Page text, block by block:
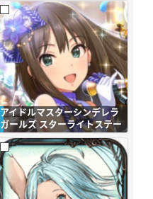
アイドルマスターシンデレラ
ガールズ スターライトステー